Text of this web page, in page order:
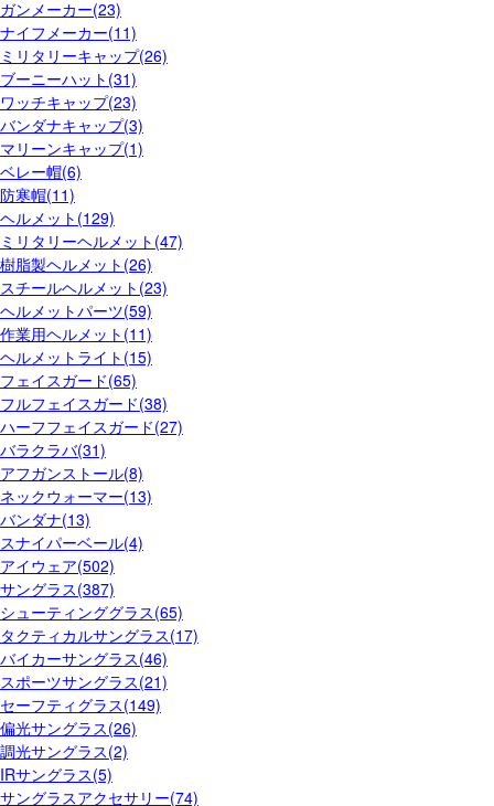
ガンメーカー(23)
ナイフメーカー(11)
ミリタリーキャップ(26)
ブーニーハット(31)
ワッチキャップ(23)
バンダナキャップ(3)
マリーンキャップ(1)
ベレー帽(6)
防寒帽(11)
ヘルメット(129)
ミリタリーヘルメット(47)
樹脂製ヘルメット(26)
スチールヘルメット(23)
ヘルメットパーツ(59)
作業用ヘルメット(11)
ヘルメットライト(15)
フェイスガード(65)
フルフェイスガード(38)
ハーフフェイスガード(27)
バラクラバ(31)
アフガンストール(8)
ネックウォーマー(13)
バンダナ(13)
スナイパーベール(4)
アイウェア(502)
サングラス(387)
シューティンググラス(65)
タクティカルサングラス(17)
バイカーサングラス(46)
スポーツサングラス(21)
セーフティグラス(149)
偏光サングラス(26)
調光サングラス(2)
IRサングラス(5)
サングラスアクセサリー(74)